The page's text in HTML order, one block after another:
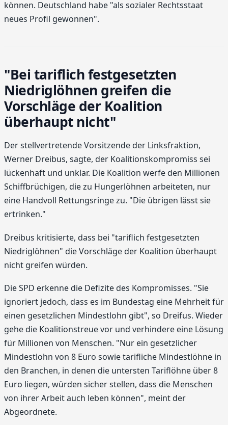
können. Deutschland habe "als sozialer Rechtsstaat
neues Profil gewonnen".
"Bei tariflich festgesetzten
Niedriglöhnen greifen die
Vorschläge der Koalition
überhaupt nicht"
Der stellvertretende Vorsitzende der Linksfraktion,
Werner Dreibus, sagte, der Koalitionskompromiss sei
lückenhaft und unklar. Die Koalition werfe den Millionen
Schiffbrüchigen, die zu Hungerlöhnen arbeiteten, nur
eine Handvoll Rettungsringe zu. "Die übrigen lässt sie
ertrinken."
Dreibus kritisierte, dass bei "tariflich festgesetzten
Niedriglöhnen" die Vorschläge der Koalition überhaupt
nicht greifen würden.
Die SPD erkenne die Defizite des Kompromisses. "Sie
ignoriert jedoch, dass es im Bundestag eine Mehrheit für
einen gesetzlichen Mindestlohn gibt", so Dreifus. Wieder
gehe die Koalitionstreue vor und verhindere eine Lösung
für Millionen von Menschen. "Nur ein gesetzlicher
Mindestlohn von 8 Euro sowie tarifliche Mindestlöhne in
den Branchen, in denen die untersten Tariflöhne über 8
Euro liegen, würden sicher stellen, dass die Menschen
von ihrer Arbeit auch leben können", meint der
Abgeordnete.